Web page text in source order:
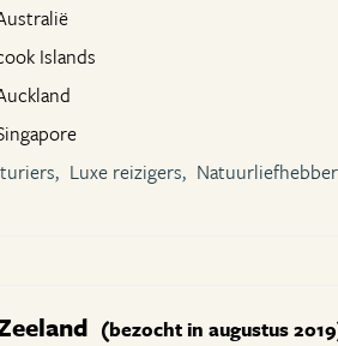
Islands
Luxe reizigers,
(bezocht in augustus